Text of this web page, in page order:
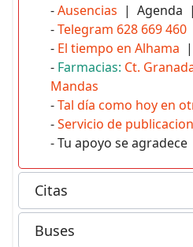
-Ausencias | Agenda |
-Telegram 628 669 460
- El tiempo en Alhama |
- Farmacias: Ct.
Mandas
-Tal día como hoy en
-Servicio de
- Tu apoyo se
Citas
Buses